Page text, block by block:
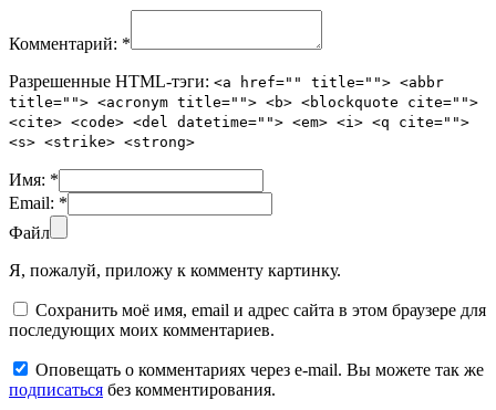
Комментарий: *
Разрешенные HTML-тэги: <a href="" title=""> <abbr
title=""> <acronym title=""> <b> <blockquote cite="">
<cite> <code> <del datetime=""> <em> <i> <q cite="">
<s> <strike> <strong>
Имя: *
Email: *
Файл
Я, пожалуй, приложу к комменту картинку.
Сохранить моё имя, email и адрес сайта в этом браузере для
последующих моих комментариев.
Оповещать о комментариях через e-mail. Вы можете так же
подписаться без комментирования.